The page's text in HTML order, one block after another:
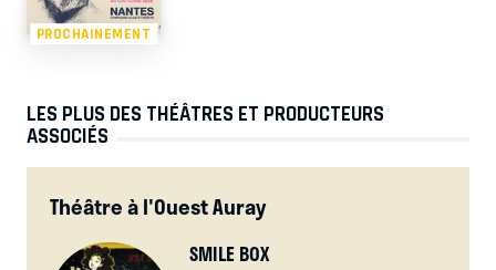
PROCHAINEMENT
LES PLUS DES THÉÂTRES ET PRODUCTEURS
ASSOCIÉS
Théâtre à l'Ouest Auray
SMILE BOX